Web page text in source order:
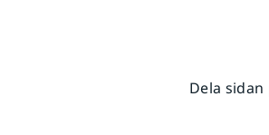
Dela sidan